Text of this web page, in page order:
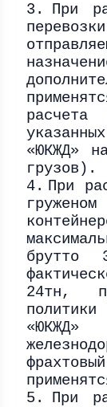
3.
При
расчета
«ЮКЖД»
грузов).
4. При
24тн,
политики
5.
При